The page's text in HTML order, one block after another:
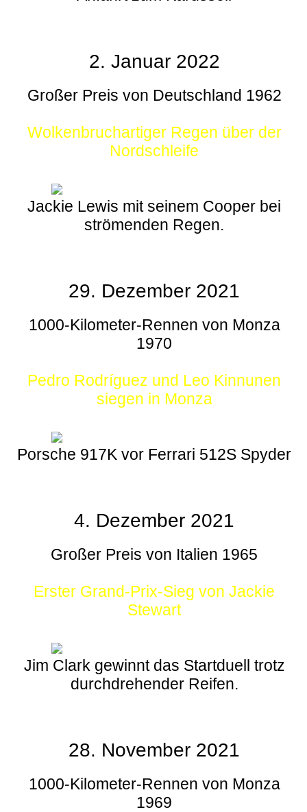
2. Januar 2022
Großer Preis von Deutschland 1962
Wolkenbruchartiger Regen über der
Nordschleife
Jackie Lewis mit seinem Cooper bei
strömenden Regen.
29. Dezember 2021
1000-Kilometer-Rennen von Monza
1970
Pedro Rodríguez und Leo Kinnunen
siegen in Monza
Porsche 917K vor Ferrari 512S Spyder
4. Dezember 2021
Großer Preis von Italien 1965
Erster Grand-Prix-Sieg von Jackie
Stewart
Jim Clark gewinnt das Startduell trotz
durchdrehender Reifen.
28. November 2021
1000-Kilometer-Rennen von Monza
1969